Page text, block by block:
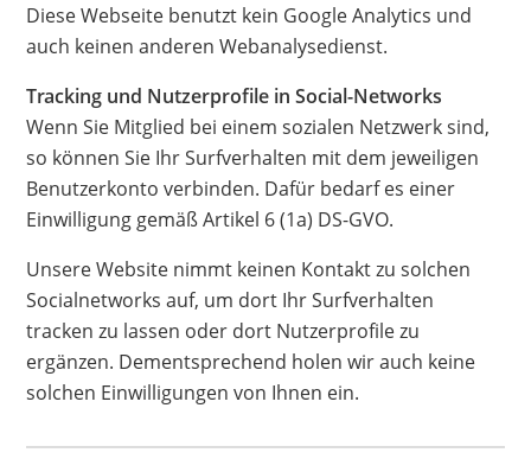
Diese Webseite benutzt kein Google Analytics und
auch keinen anderen Webanalysedienst.
Tracking und Nutzerprofile in Social-Networks
Wenn Sie Mitglied bei einem sozialen Netzwerk sind,
so können Sie Ihr Surfverhalten mit dem jeweiligen
Benutzerkonto verbinden. Dafür bedarf es einer
Einwilligung gemäß Artikel 6 (1a) DS-GVO.
Unsere Website nimmt keinen Kontakt zu solchen
Socialnetworks auf, um dort Ihr Surfverhalten
tracken zu lassen oder dort Nutzerprofile zu
ergänzen. Dementsprechend holen wir auch keine
solchen Einwilligungen von Ihnen ein.